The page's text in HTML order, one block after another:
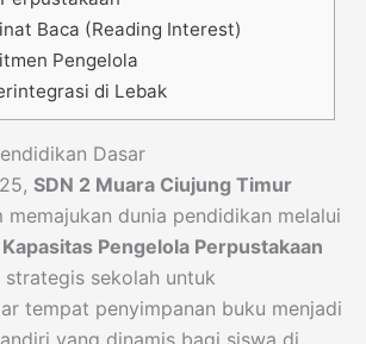
Baca (Reading Interest)
Pengelola
di Lebak
Dasar
SDN 2 Muara Ciujung Timur
dunia pendidikan melalui
Pengelola Perpustakaan
sekolah untuk
tempat penyimpanan buku menjadi